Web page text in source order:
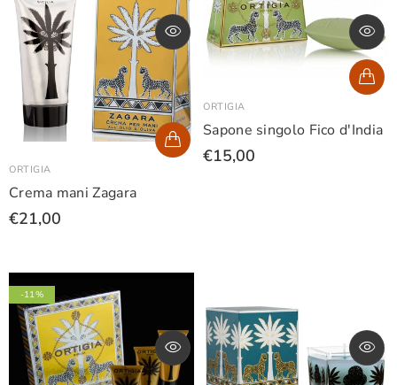
ORTIGIA
Crema mani Zagara
€21,00
ORTIGIA
Sapone singolo Fico d'India
€15,00
-11%